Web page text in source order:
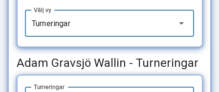
Turneringar
Välj vy
Adam Gravsjö Wallin - Turneringar
Turneringar